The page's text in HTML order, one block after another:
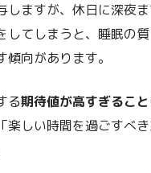
しますが、休日に深夜
してしまうと、睡眠の
向があります。
る期待値が高すぎること
楽しい時間を過ごすべ